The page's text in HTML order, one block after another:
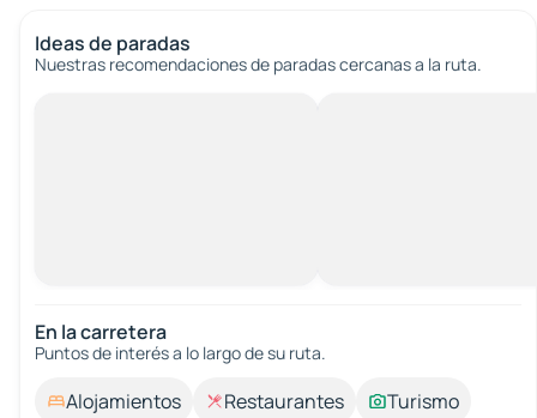
Ideas de paradas
Nuestras recomendaciones de paradas cercanas a la ruta.
En la carretera
Puntos de interés a lo largo de su ruta.
Alojamientos Restaurantes
Turismo